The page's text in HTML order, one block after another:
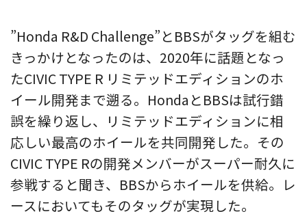
”Honda R&D Challenge”とBBSがタッグを組む
きっかけとなったのは、2020年に話題となっ
たCIVIC TYPE R リミテッドエディションのホ
イール開発まで遡る。HondaとBBSは試行錯
誤を繰り返し、リミテッドエディションに相
応しい最高のホイールを共同開発した。その
CIVIC TYPE Rの開発メンバーがスーパー耐久に
参戦すると聞き、BBSからホイールを供給。レ
ースにおいてもそのタッグが実現した。